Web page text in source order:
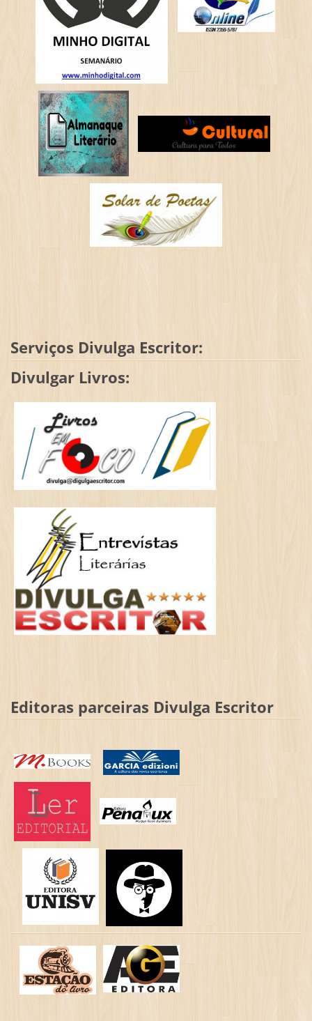
Serviços Divulga Escritor:
Divulgar Livros:
Editoras parceiras Divulga Escritor